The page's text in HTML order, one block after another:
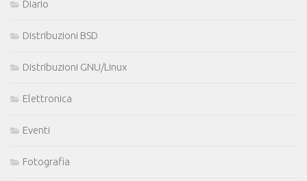
Diario
Distribuzioni BSD
Distribuzioni GNU/Linux
Elettronica
Eventi
Fotografia